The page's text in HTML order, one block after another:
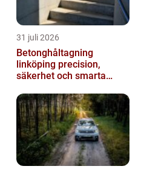
31 juli 2026
Betonghåltagning
linköping precision,
säkerhet och smarta